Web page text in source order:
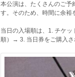
本公演は、たくさんのご予
す。そのため、時間に余裕
当日の入場順は、1. チケ
順）→ 3. 当日券をご購入